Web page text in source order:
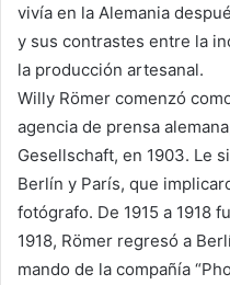
vivía en la Alemania
y sus contrastes entre la
la producción artesanal.
Willy Römer comenzó
agencia de prensa
Gesellschaft, en 1903. Le
Berlín y París, que
fotógrafo. De 1915 a 1918
1918, Römer regresó a
mando de la compañía